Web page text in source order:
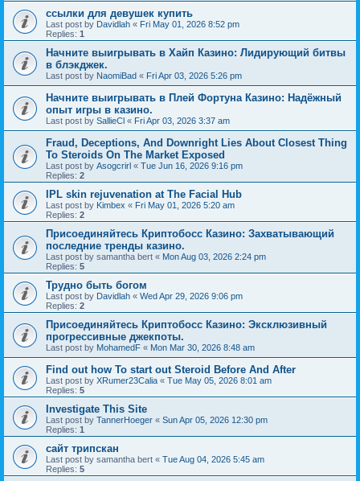
ссылки для девушек купить
Last post by Davidlah « Fri May 01, 2026 8:52 pm
Replies: 1
Начните выигрывать в Хайп Казино: Лидирующий битвы
в блэкджек.
Last post by NaomiBad « Fri Apr 03, 2026 5:26 pm
Начните выигрывать в Плей Фортуна Казино: Надёжный
опыт игры в казино.
Last post by SallieCl « Fri Apr 03, 2026 3:37 am
Fraud, Deceptions, And Downright Lies About Closest Thing
To Steroids On The Market Exposed
Last post by Asogcrirl « Tue Jun 16, 2026 9:16 pm
Replies: 2
IPL skin rejuvenation at The Facial Hub
Last post by Kimbex « Fri May 01, 2026 5:20 am
Replies: 2
Присоединяйтесь Криптобосс Казино: Захватывающий
последние тренды казино.
Last post by samantha bert « Mon Aug 03, 2026 2:24 pm
Replies: 5
Трудно быть богом
Last post by Davidlah « Wed Apr 29, 2026 9:06 pm
Replies: 2
Присоединяйтесь Криптобосс Казино: Эксклюзивный
прогрессивные джекпоты.
Last post by MohamedF « Mon Mar 30, 2026 8:48 am
Find out how To start out Steroid Before And After
Last post by XRumer23Calia « Tue May 05, 2026 8:01 am
Replies: 5
Investigate This Site
Last post by TannerHoeger « Sun Apr 05, 2026 12:30 pm
Replies: 1
сайт трипскан
Last post by samantha bert « Tue Aug 04, 2026 5:45 am
Replies: 5